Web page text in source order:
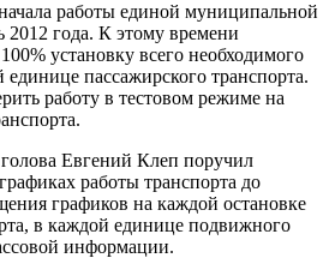
работы единой муниципальной
2012 года. К этому времени
установку всего необходимого
пассажирского транспорта.
работу в тестовом режиме на
Евгений Клеп поручил
работы транспорта до
графиков на каждой остановке
в каждой единице подвижного
информации.